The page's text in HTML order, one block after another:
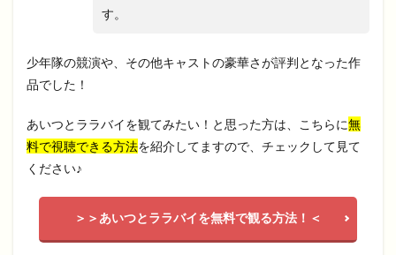
す。
少年隊の競演や、その他キャストの豪華さが評判となった作
品でした！
あいつとララバイを観てみたい！と思った方は、こちらに無
料で視聴できる方法を紹介してますので、チェックして見て
ください♪
＞＞あいつとララバイを無料で観る方法！＜